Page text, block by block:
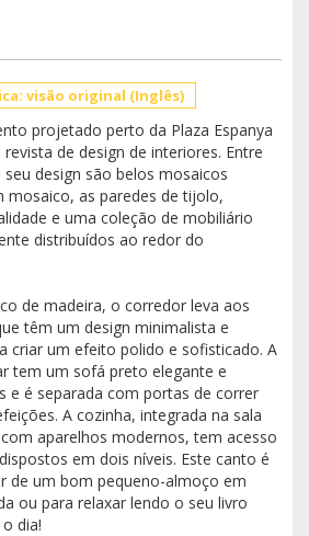
visão original (Inglês)
projetado perto da Plaza Espanya
de design de interiores. Entre
design são belos mosaicos
mosaico, as paredes de tijolo,
e uma coleção de mobiliário
distribuídos ao redor do
de madeira, o corredor leva aos
têm um design minimalista e
criar um efeito polido e sofisticado. A
tem um sofá preto elegante e
​​e é separada com portas de correr
A cozinha, integrada na sala
aparelhos modernos, tem acesso
em dois níveis. Este canto é
de um bom pequeno-almoço em
ou para relaxar lendo o seu livro
dia!